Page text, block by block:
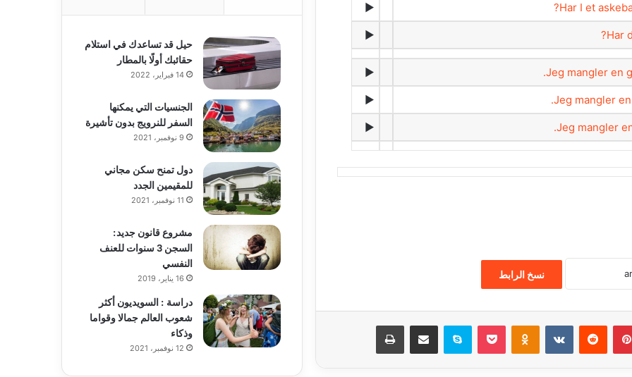
Har I et
►
Har
►
Jeg mangler en
►
Jeg mangler en
►
Jeg mangler
►
نسخ الرابط
بينتيريست ‏VKontakte سكايب
حيل قد تساعدك في استلام
حقائبك أولًا بالمطار
14 فبراير، 2022
الجنسيات التي يمكنها
السفر للنرويج بدون تأشيرة
9 نوفمبر، 2021
دول تمنح سكن مجاني
للمقيمين الجدد
11 نوفمبر، 2021
مشروع قانون جديد:
السجن 3 سنوات للعنف
النفسي
16 يناير، 2019
دراسة : السويديون أكثر
شعوب العالم جمالا وقواما
وذكاء
12 نوفمبر، 2021